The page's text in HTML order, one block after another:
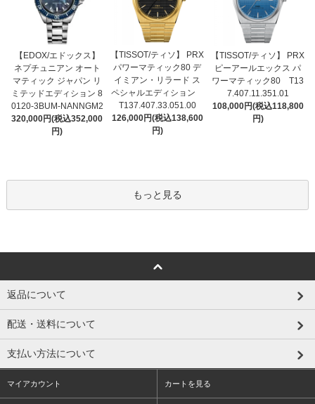
【EDOX/エドックス】
ネプチュニアン オート
マティック ジャパン リ
ミテッドエディション 8
0120-3BUM-NANNGM2
320,000円(税込352,000
円)
【TISSOT/ティソ】 PRX
パワーマティック80 デ
イミアン・リラード ス
ペシャルエディション
T137.407.33.051.00
126,000円(税込138,600
円)
【TISSOT/ティソ】 PRX
ピーアールエックス パ
ワーマティック80 T13
7.407.11.351.01
108,000円(税込118,800
円)
もっと見る
返品について
配送・送料について
支払い方法について
マイアカウント カートを見る